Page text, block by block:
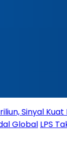
Sinyal
Global LPS